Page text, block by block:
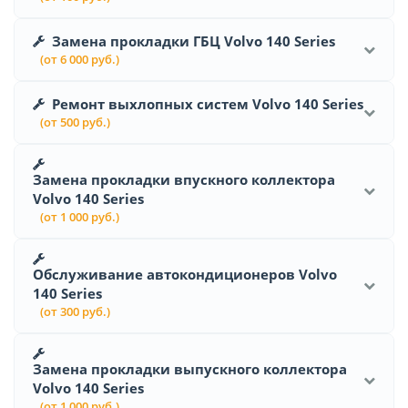
Замена прокладки ГБЦ Volvo 140 Series
(от 6 000 руб.)
Ремонт выхлопных систем Volvo 140 Series
(от 500 руб.)
Замена прокладки впускного коллектора
Volvo 140 Series
(от 1 000 руб.)
Обслуживание автокондиционеров Volvo
140 Series
(от 300 руб.)
Замена прокладки выпускного коллектора
Volvo 140 Series